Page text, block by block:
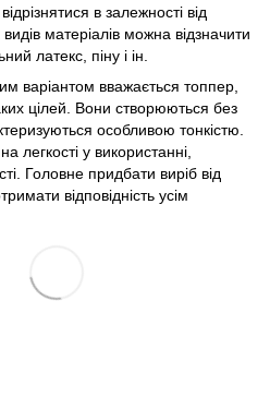
в залежності від
матеріалів можна відзначити
латекс, піну і ін.
варіантом вважається топпер,
цілей. Вони створюються без
особливою тонкістю.
легкості у використанні,
Головне придбати виріб від
відповідність усім